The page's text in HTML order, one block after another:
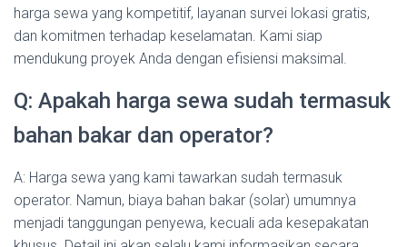
harga sewa yang kompetitif, layanan survei lokasi gratis,
dan komitmen terhadap keselamatan. Kami siap
mendukung proyek Anda dengan efisiensi maksimal.
Q: Apakah harga sewa sudah termasuk
bahan bakar dan operator?
A: Harga sewa yang kami tawarkan sudah termasuk
operator. Namun, biaya bahan bakar (solar) umumnya
menjadi tanggungan penyewa, kecuali ada kesepakatan